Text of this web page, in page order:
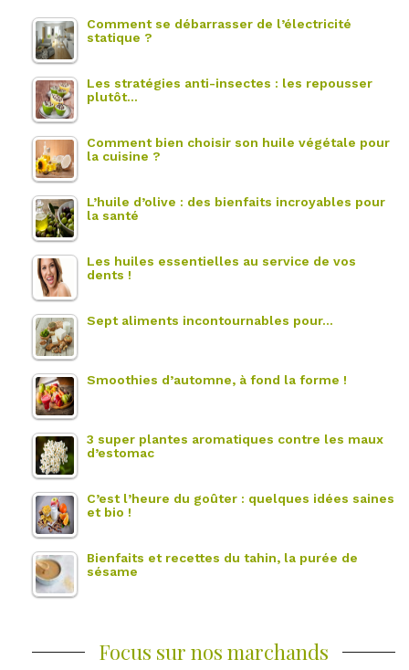
Comment se débarrasser de l’électricité
statique ?
Les stratégies anti-insectes : les repousser
plutôt…
Comment bien choisir son huile végétale pour
la cuisine ?
L’huile d’olive : des bienfaits incroyables pour
la santé
Les huiles essentielles au service de vos
dents !
Sept aliments incontournables pour…
Smoothies d’automne, à fond la forme !
3 super plantes aromatiques contre les maux
d’estomac
C’est l’heure du goûter : quelques idées saines
et bio !
Bienfaits et recettes du tahin, la purée de
sésame
Focus sur nos marchands